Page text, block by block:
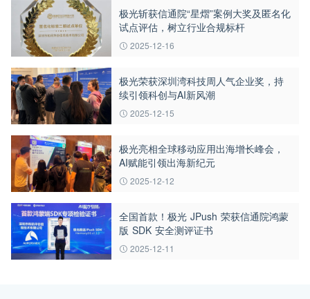
极光斩获信通院“星熠”案例大奖及匿名化
试点评估，树立行业合规标杆
2025-12-16
极光荣获深圳湾科技周人气企业奖，持
续引领科创与AI新风潮
2025-12-15
极光亮相全球移动应用出海增长峰会，
AI赋能引领出海新纪元
2025-12-12
全国首款！极光 JPush 荣获信通院鸿蒙
版 SDK 安全测评证书
2025-12-11